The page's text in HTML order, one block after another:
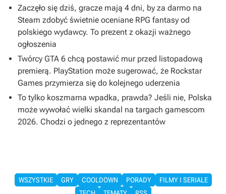
Zaczęło się dziś, gracze mają 4 dni, by za darmo na
Steam zdobyć świetnie oceniane RPG fantasy od
polskiego wydawcy. To prezent z okazji ważnego
ogłoszenia
Twórcy GTA 6 chcą postawić mur przed listopadową
premierą. PlayStation może sugerować, że Rockstar
Games przymierza się do kolejnego uderzenia
To tylko koszmarna wpadka, prawda? Jeśli nie, Polska
może wywołać wielki skandal na targach gamescom
2026. Chodzi o jednego z reprezentantów
WSZYSTKIE GRY COOLDOWN PORADY
FILMY I SERIALE